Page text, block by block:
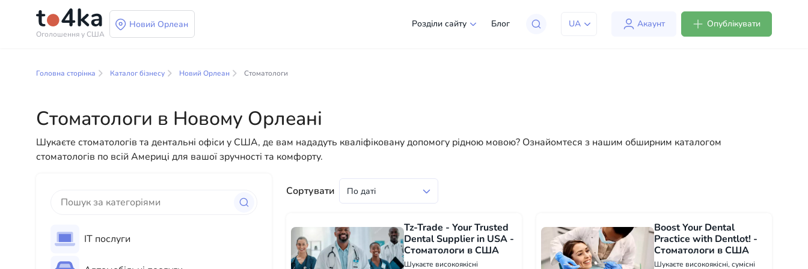
Оголошення у США
Новий Орлеан Розділи сайту Блог UA Акаунт Опублікувати
Бізнес і послуги в Новому Орлеані
до повсякденної допомоги — у нас є все необхідне для успішного старту вашого нового життя в США
Головна сторінка Каталог бізнесу Новий Орлеан Стоматологи
Стоматологи в Новому Орлеані
Шукаєте стоматологів та дентальні офіси у США, де вам нададуть кваліфіковану допомогу рідною мовою? Ознайомтеся з нашим обширним каталогом
стоматологів по всій Америці для вашої зручності та комфорту.
ІТ послуги
Сортувати
Tz-Trade - Your Trusted
Dental Supplier in USA -
Стоматологи в США
Шукаєте високоякісні
Boost Your Dental
Practice with Dentlot! -
Стоматологи в США
Шукаєте високоякісні, сумісні